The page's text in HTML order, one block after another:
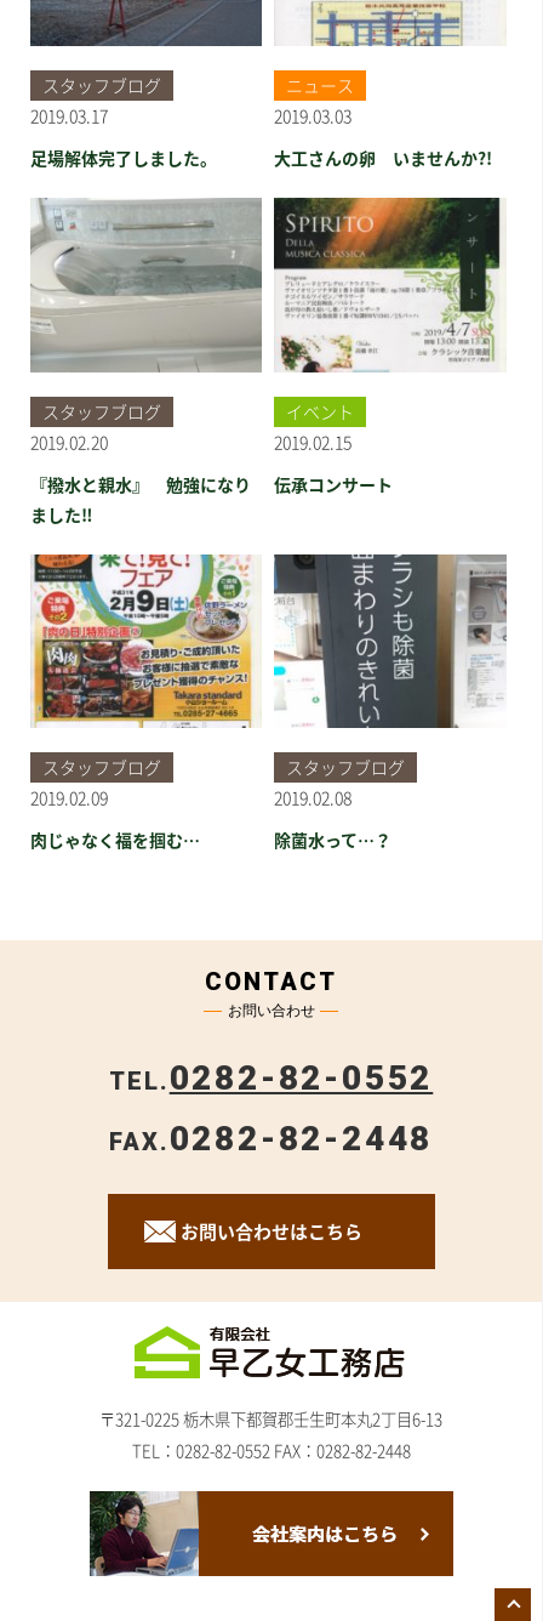
スタッフブログ
2019.03.17
足場解体完了しました。
ニュース
2019.03.03
大工さんの卵 いませんか?!
スタッフブログ
2019.02.20
『撥水と親水』 勉強になり
ました‼
イベント
2019.02.15
伝承コンサート
スタッフブログ
2019.02.09
肉じゃなく福を掴む…
スタッフブログ
2019.02.08
除菌水って…？
お問い合わせ
TEL.0282-82-0552
FAX.0282-82-2448
お問い合わせはこちら
〒321-0225 栃木県下都賀郡壬生町本丸2丁目6-13
TEL： 0282-82-0552 FAX：0282-82-2448